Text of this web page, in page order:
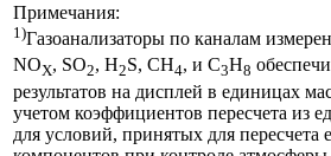
Примечания:
1)Газоанализаторы по каналам
NOX, SO2, H2S, CH4, и C3H8
результатов на дисплей в единицах
учетом коэффициентов пересчета из
для условий, принятых для пересчета